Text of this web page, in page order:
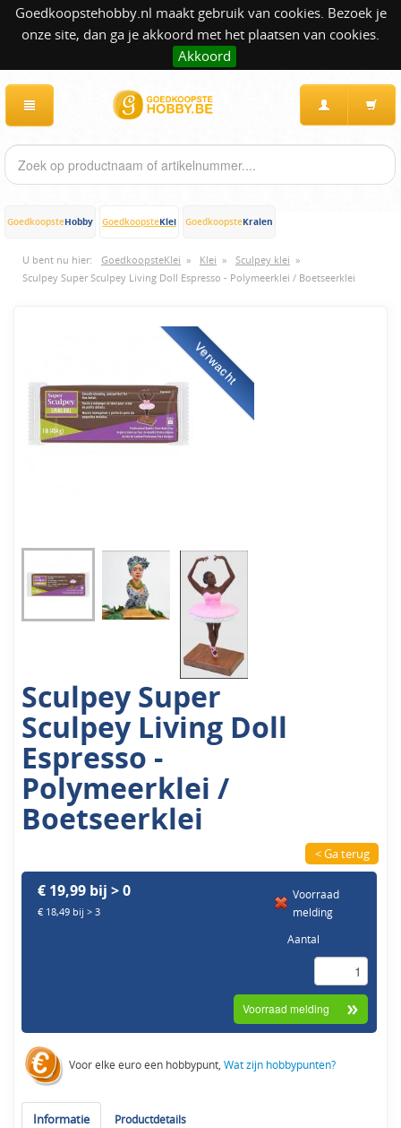
Goedkoopstehobby.nl maakt gebruik van cookies. Bezoek je
onze site, dan ga je akkoord met het plaatsen van cookies.
Akkoord
GoedkoopsteHobby GoedkoopsteKlei GoedkoopsteKralen
U bent nu hier: GoedkoopsteKlei » Klei » Sculpey klei »
Sculpey Super Sculpey Living Doll Espresso - Polymeerklei / Boetseerklei
Verwacht
Sculpey Super
Sculpey Living Doll
Espresso -
Polymeerklei /
Boetseerklei
< Ga terug
€ 19,99 bij > 0
€ 18,49 bij > 3
Voorraad
melding
Aantal
Voor elke euro een hobbypunt,Wat zijn hobbypunten?
Informatie Productdetails